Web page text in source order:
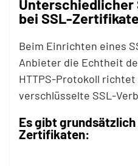
Unterschiedlicher
bei SSL-
Beim Einrichten eines
Anbieter die Echtheit
HTTPS-Protokoll
verschlüsselte SSL-
Es gibt grundsätzlich
Zertifikaten: